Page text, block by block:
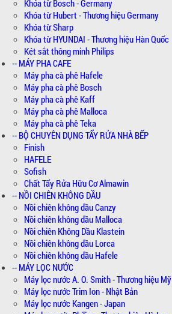
Khóa từ Bosch - Germany
Khóa từ Hubert - Thương hiệu Germany
Khóa từ Sharp
Khóa từ HYUNDAI - Thương hiệu Hàn Quốc
Két sắt thông minh Philips
-- MÁY PHA CAFE
Máy pha cà phê Hafele
Máy pha cà phê Bosch
Máy pha cà phê Kaff
Máy pha cà phê Malloca
Máy pha cà phê Teka
-- BỘ CHUYÊN DỤNG TẨY RỬA NHÀ BẾP
Finish
HAFELE
Sofish
Chất Tẩy Rửa Hữu Cơ Almawin
-- NỒI CHIÊN KHÔNG DẦU
Nồi chiên không dầu Canzy
Nồi chiên không dầu Malloca
Nồi chiên Không Dầu Klastein
Nồi chiên không dầu Lorca
Nồi chiên không dầu Hafele
-- MÁY LỌC NƯỚC
Máy lọc nước A. O. Smith - Thương hiệu Mỹ
Máy lọc nước Trim Ion - Nhật Bản
Máy lọc nước Kangen - Japan